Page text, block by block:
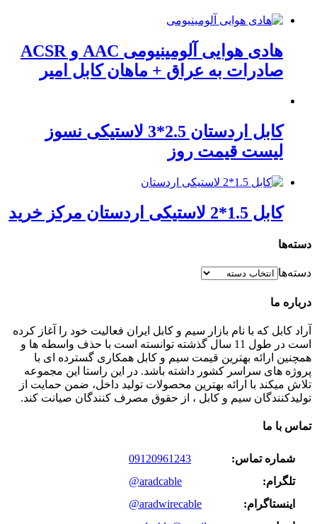
هادی هوایی آلومینیومی AAC و ACSR
صادرات به عراق + ماهان کابل امیر
کابل اردستان 2.5*3 لاستیکی نسوز
لیست قیمت روز
کابل 1.5*2 لاستیکی اردستان مرکز خرید
دسته‌ها
دسته‌ها
درباره ما
آراد کابل که با نام بازار سیم و کابل ایران فعالیت خود را آغاز کرده
است در طول 11 سال گذشته توانسته است با حذف واسطه ها و
همچنین ارائه بهترین قیمت سیم و کابل همکاری گسترده ای با
پروژه های سراسر کشور داشته باشد. در این راستا این مجموعه
تلاش میکند با ارائه بهترین محصولات تولید داخل، ضمن حمایت از
تولیدکنندگان سیم و کابل ، از حقوق مصرف کنندگان صیانت کند.
تماس با ما
شماره تماس:
09120961243
تلگرام:
@aradcable
اینستاگرام:
@aradwirecable